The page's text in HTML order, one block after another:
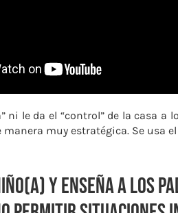
le da el “control” de la casa
manera muy estratégica. Se usa
y enseña a los